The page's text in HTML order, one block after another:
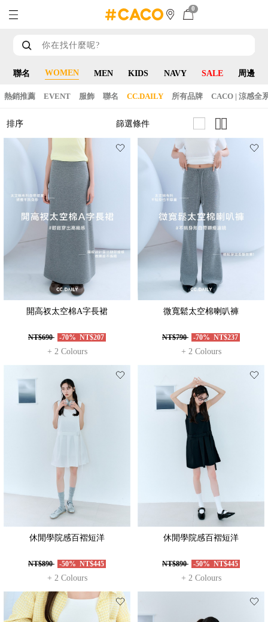
0
聯名 WOMEN MEN KIDS NAVY SALE 周邊
熱銷推薦 EVENT 服飾 聯名 CC.DAILY 所有品牌 CACO | 涼感全
排序 篩選條件
開高衩太空棉A字長裙
NT$690 -70% NT$207
+ 2 Colours
微寬鬆太空棉喇叭褲
NT$790 -70% NT$237
+ 2 Colours
休閒學院感百褶短洋
NT$890 -50% NT$445
+ 2 Colours
休閒學院感百褶短洋
NT$890 -50% NT$445
+ 2 Colours